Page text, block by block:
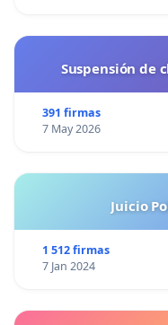
Suspensión de
391 firmas
7 May 2026
Juicio
1 512 firmas
7 Jan 2024